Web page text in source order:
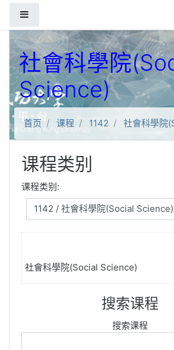
社會科學院
Science)
首页 课程 1142 社會科學院
课程类别
课程类别:
社會科學院(Social Science)
搜索课程
搜索课程